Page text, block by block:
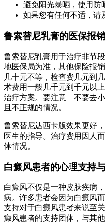
避免阳光暴晒，使用防
如果您有任何不适，请
鲁索替尼乳膏的医保报
鲁索替尼乳膏用于治疗非节
地医保局为准，其他保险报
几十元不等，检查费几元到
术费用一般几千元到千元以
治疗方案。要注意，不要去
且不正规的情况。
鲁索替尼达西卡版效果更好
医生的指导。治疗费用因人
体情况。
白癜风患者的心理支持
白癜风不仅是一种皮肤疾病
病。许多患者会因为白癜风
支持对于白癜风患者来说至
癜风患者的支持团体，与其